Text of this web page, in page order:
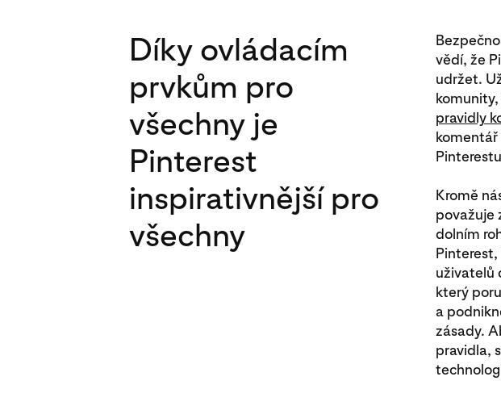
Díky ovládacím
prvkům pro
všechny je
Pinterest
inspirativnější pro
všechny
vědí, že
udržet.
pravidly
komentář
Kromě
považuje
dolním
uživatelů
který
a
zásady.
pravidla,